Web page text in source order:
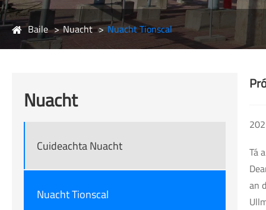
Baile Nuacht Nuacht Tionscal
Nuacht
Cuideachta Nuacht
Nuacht Tionscal
Tá
an